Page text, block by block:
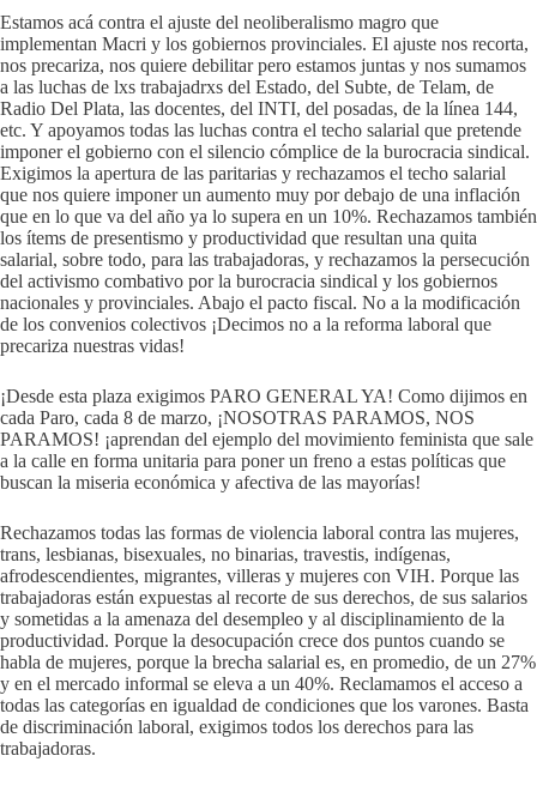
Estamos acá contra el ajuste del neoliberalismo magro que
implementan Macri y los gobiernos provinciales. El ajuste nos recorta,
nos precariza, nos quiere debilitar pero estamos juntas y nos sumamos
a las luchas de lxs trabajadrxs del Estado, del Subte, de Telam, de
Radio Del Plata, las docentes, del INTI, del posadas, de la línea 144,
etc. Y apoyamos todas las luchas contra el techo salarial que pretende
imponer el gobierno con el silencio cómplice de la burocracia sindical.
Exigimos la apertura de las paritarias y rechazamos el techo salarial
que nos quiere imponer un aumento muy por debajo de una inflación
que en lo que va del año ya lo supera en un 10%. Rechazamos también
los ítems de presentismo y productividad que resultan una quita
salarial, sobre todo, para las trabajadoras, y rechazamos la persecución
del activismo combativo por la burocracia sindical y los gobiernos
nacionales y provinciales. Abajo el pacto fiscal. No a la modificación
de los convenios colectivos ¡Decimos no a la reforma laboral que
precariza nuestras vidas!
¡Desde esta plaza exigimos PARO GENERAL YA! Como dijimos en
cada Paro, cada 8 de marzo, ¡NOSOTRAS PARAMOS, NOS
PARAMOS! ¡aprendan del ejemplo del movimiento feminista que sale
a la calle en forma unitaria para poner un freno a estas políticas que
buscan la miseria económica y afectiva de las mayorías!
Rechazamos todas las formas de violencia laboral contra las mujeres,
trans, lesbianas, bisexuales, no binarias, travestis, indígenas,
afrodescendientes, migrantes, villeras y mujeres con VIH. Porque las
trabajadoras están expuestas al recorte de sus derechos, de sus salarios
y sometidas a la amenaza del desempleo y al disciplinamiento de la
productividad. Porque la desocupación crece dos puntos cuando se
habla de mujeres, porque la brecha salarial es, en promedio, de un 27%
y en el mercado informal se eleva a un 40%. Reclamamos el acceso a
todas las categorías en igualdad de condiciones que los varones. Basta
de discriminación laboral, exigimos todos los derechos para las
trabajadoras.